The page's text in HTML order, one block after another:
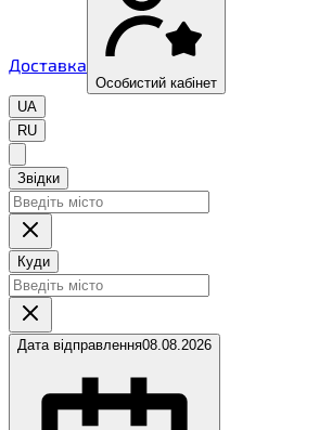
Доставка
Особистий кабінет
UA
RU
Звідки
Куди
Дата відправлення08.08.2026